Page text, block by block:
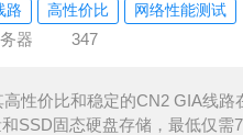
路 高性价比 网络性能测试
器 347
性价比和稳定的CN2 GIA线
SSD固态硬盘存储，最低仅需